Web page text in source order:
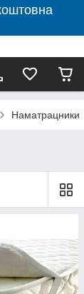
Наматрацники